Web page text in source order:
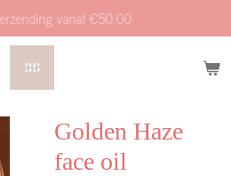
vanaf €50,00
Golden Haze
face oil